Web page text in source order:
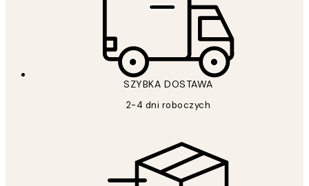
SZYBKA DOSTAWA
2-4 dni roboczych